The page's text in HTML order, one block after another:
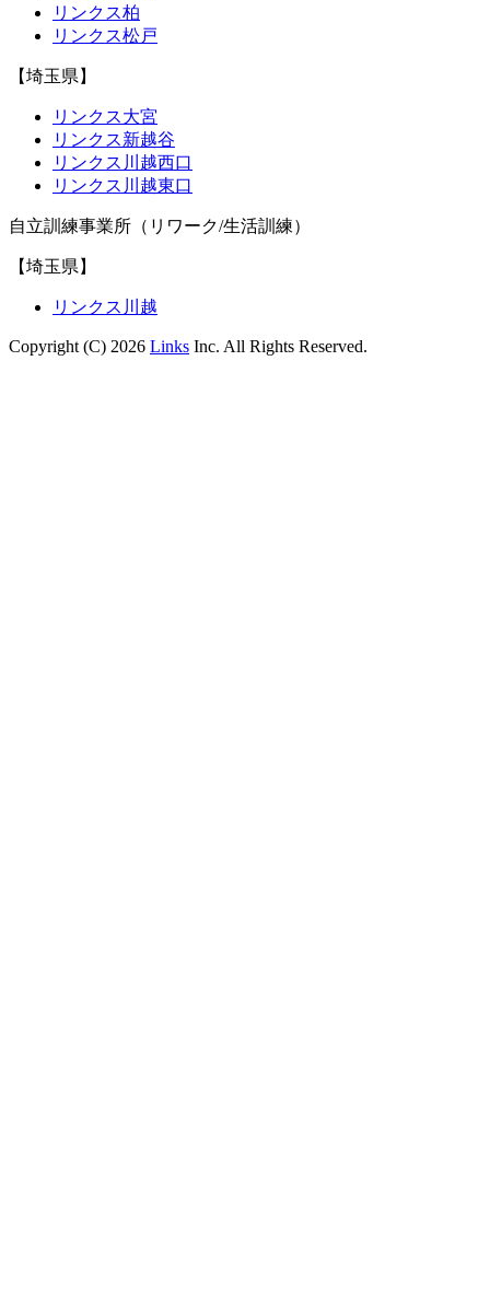
リンクス柏
リンクス松戸
【埼玉県】
リンクス大宮
リンクス新越谷
リンクス川越西口
リンクス川越東口
自立訓練事業所（リワーク/生活訓練）
【埼玉県】
リンクス川越
Copyright (C) 2026 Links Inc. All Rights Reserved.